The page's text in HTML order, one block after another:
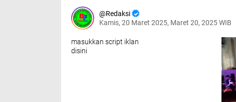
Redaksi
Kamis, 20 Maret 2025, Maret 20, 2025 WIB
masukkan script iklan
disini